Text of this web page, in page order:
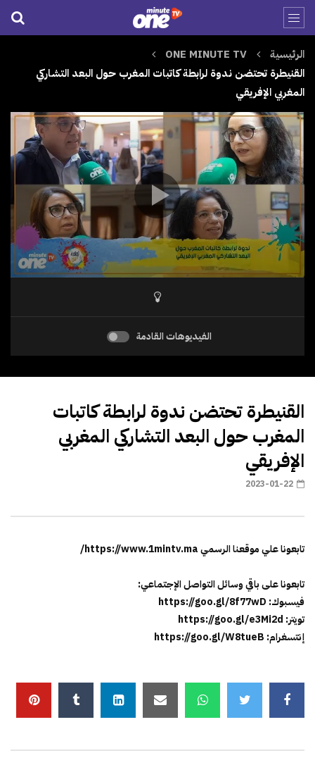
الرئيسية
ONE MINUTE TV
القنيطرة تحتضن ندوة لرابطة كاتبات المغرب حول البعد التشاركي
المغربي الإفريقي
الفيديوهات القادمة
القنيطرة تحتضن ندوة لرابطة كاتبات
المغرب حول البعد التشاركي المغربي
الإفريقي
2023-01-22
تابعونا علي موقعنا الرسمي https://www.1mintv.ma/
تابعونا على باقي وسائل التواصل الإجتماعي:
فيسبوك: https://goo.gl/8f77wD
تويتر: https://goo.gl/e3Mi2d
إنتسغرام: https://goo.gl/W8tueB